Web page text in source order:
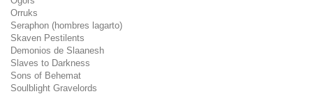
Orruks
Seraphon (hombres lagarto)
Skaven Pestilents
Demonios de Slaanesh
Slaves to Darkness
Sons of Behemat
Soulblight Gravelords